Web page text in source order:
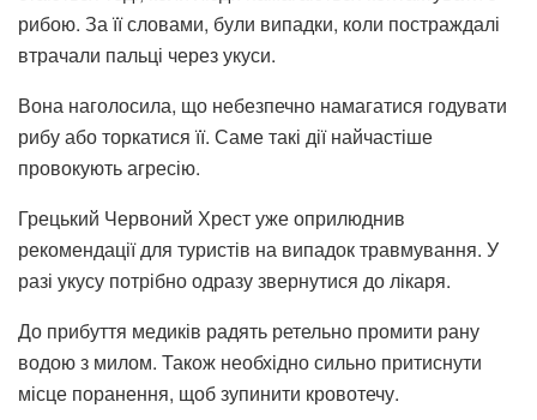
рибою. За її словами, були випадки, коли постраждалі
втрачали пальці через укуси.
Вона наголосила, що небезпечно намагатися годувати
рибу або торкатися її. Саме такі дії найчастіше
провокують агресію.
Грецький Червоний Хрест уже оприлюднив
рекомендації для туристів на випадок травмування. У
разі укусу потрібно одразу звернутися до лікаря.
До прибуття медиків радять ретельно промити рану
водою з милом. Також необхідно сильно притиснути
місце поранення, щоб зупинити кровотечу.